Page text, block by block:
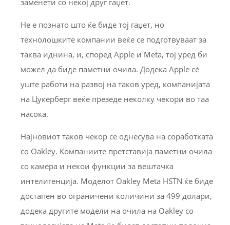
заменети со некој друг гаџет.
Не е познато што ќе биде тој гаџет, но
технолошките компании веќе се подготвуваат за
таква иднина, и, според Apple и Meta, тој уред би
можел да биде паметни очила. Додека Apple сè
уште работи на развој на таков уред, компанијата
на Цукерберг веќе презеде неколку чекори во таа
насока.
Најновиот таков чекор се однесува на соработката
со Oakley. Компаниите претставија паметни очила
со камера и некои функции за вештачка
интелигенција. Моделот Oakley Meta HSTN ќе биде
достапен во ограничени количини за 499 долари,
додека другите модели на очила на Oakley со